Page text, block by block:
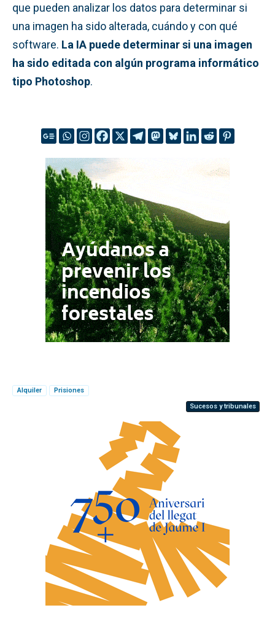
que pueden analizar los datos para determinar si
una imagen ha sido alterada, cuándo y con qué
software. La IA puede determinar si una imagen
ha sido editada con algún programa informático
tipo Photoshop.
Alquiler
Prisiones
Sucesos y tribunales